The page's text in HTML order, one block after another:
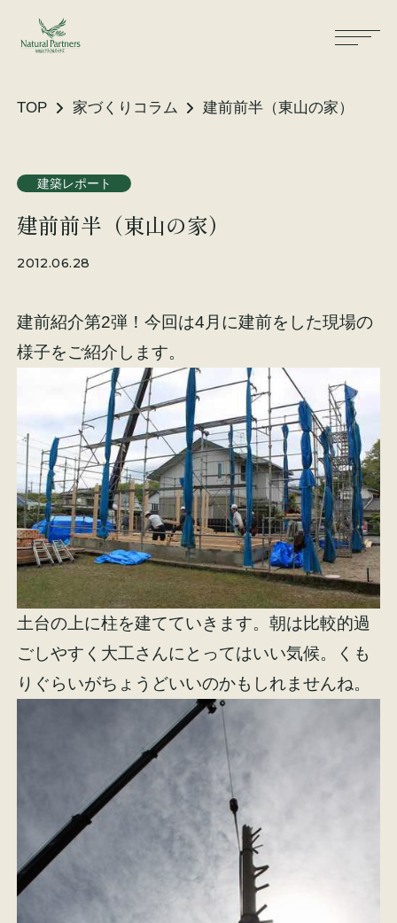
TOP 家づくりコラム 建前前半（東山の家）
建築レポート
建前前半（東山の家）
2012.06.28
建前紹介第2弾！今回は4月に建前をした現場の
様子をご紹介します。
土台の上に柱を建てていきます。朝は比較的過
ごしやすく大工さんにとってはいい気候。くも
りぐらいがちょうどいいのかもしれませんね。
大工が建てる家
気候風土適応住宅
性能・素材
リノベーション
保証・保険
施工事例 お客様の声
会社概要
スタッフ紹介
家づくりコラム
イベント情報
お問い合わせ